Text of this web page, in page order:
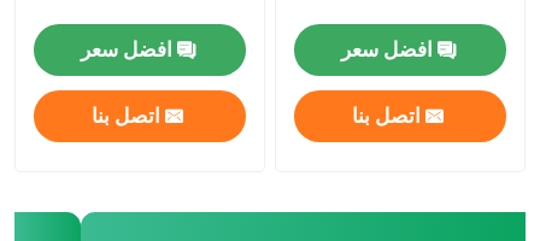
افضل سعر
اتصل بنا
افضل سعر
اتصل بنا